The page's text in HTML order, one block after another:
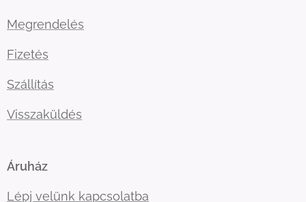
Megrendelés
Fizetés
Szállítás
Visszaküldés
Áruház
Lépj velünk kapcsolatba